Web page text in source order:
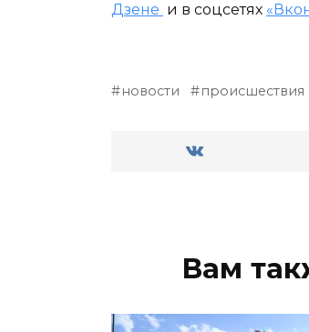
Дзене и в соцсетях
новости происшествия
Вам